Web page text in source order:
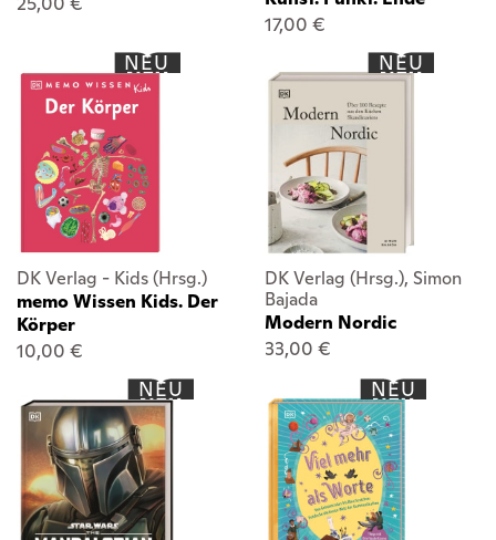
17,00 €
NEU
DK Verlag - Kids (Hrsg.)
memo Wissen Kids. Der
Körper
10,00 €
NEU
DK Verlag (Hrsg.), Simon
Bajada
Modern Nordic
33,00 €
NEU NEU